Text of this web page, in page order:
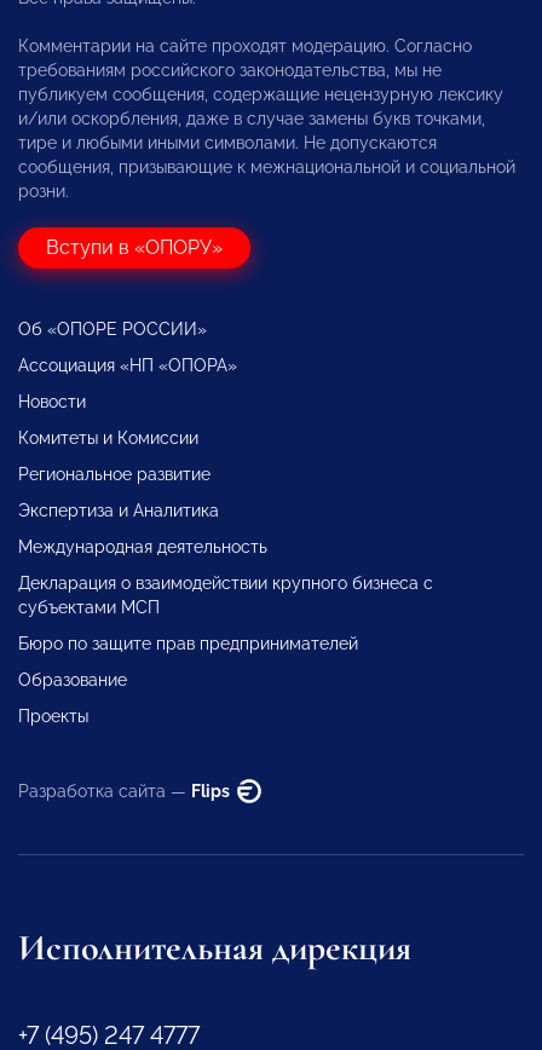
Комментарии на сайте проходят модерацию. Согласно
требованиям российского законодательства, мы не
публикуем сообщения, содержащие нецензурную лексику
и/или оскорбления, даже в случае замены букв точками,
тире и любыми иными символами. Не допускаются
сообщения, призывающие к межнациональной и социальной
розни.
Вступи в «ОПОРУ»
Об «ОПОРЕ РОССИИ»
Ассоциация «НП «ОПОРА»
Новости
Комитеты и Комиссии
Региональное развитие
Экспертиза и Аналитика
Международная деятельность
Декларация о взаимодействии крупного бизнеса с
субъектами МСП
Бюро по защите прав предпринимателей
Образование
Проекты
Разработка сайта — Flips
Исполнительная дирекция
+7 (495) 247 4777